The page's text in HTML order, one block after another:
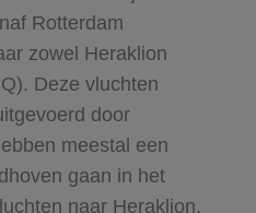
Rotterdam
zowel Heraklion
Deze vluchten
door
meestal een
gaan in het
naar Heraklion,